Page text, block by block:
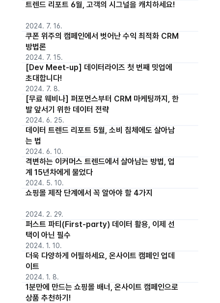
트렌드 리포트 6월, 고객의 시그널을 캐치하세요!
2024. 7. 16.
쿠폰 위주의 캠페인에서 벗어난 수익 최적화 CRM
방법론
2024. 7. 15.
[Dev Meet-up] 데이터라이즈 첫 번째 밋업에
초대합니다!
2024. 7. 8.
[무료 웨비나] 퍼포먼스부터 CRM 마케팅까지, 한
발 앞서기 위한 데이터 전략
2024. 6. 25.
데이터 트렌드 리포트 5월, 소비 침체에도 살아남
는 법
2024. 6. 10.
격변하는 이커머스 트렌드에서 살아남는 방법, 업
계 15년차에게 물었다
2024. 5. 10.
쇼핑몰 제작 단계에서 꼭 알아야 할 4가지
2024. 2. 29.
퍼스트 파티(First-party) 데이터 활용, 이제 선
택이 아닌 필수
2024. 1. 10.
더욱 다양하게 어필하세요, 온사이트 캠페인 업데
이트
2024. 1. 8.
1분만에 만드는 쇼핑몰 배너, 온사이트 캠페인으로
상품 추천하기!